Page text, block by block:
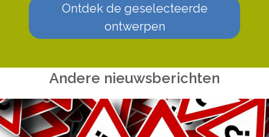
Ontdek de geselecteerde
ontwerpen
Andere nieuwsberichten